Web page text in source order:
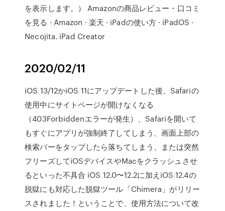
を表示します。） Amazonの商品レビュー・口コミ
を見る · Amazon · 楽天 · iPadの使い方 · iPadOS ·
Necojita. iPad Creator
2020/02/11
iOS 13/12かiOS 11にアップデートした後、Safariの
使用中にサイトページが開けなくなる
（403Forbiddenエラーが発生）、Safariを開いて
もすぐにアプリが強制終了してしまう、画面上部の
検索バーをタップしたら落ちてしまう、または突然
フリーズしてiOSデバイスやMacをクラッシュさせ
るといった不具合 iOS 12.0〜12.2に加えiOS 12.4の
脱獄にも対応した脱獄ツール「Chimera」がリリー
スされました！ということで、使用方法について改